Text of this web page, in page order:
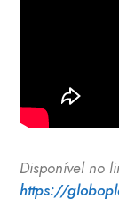
Disponível no
https://